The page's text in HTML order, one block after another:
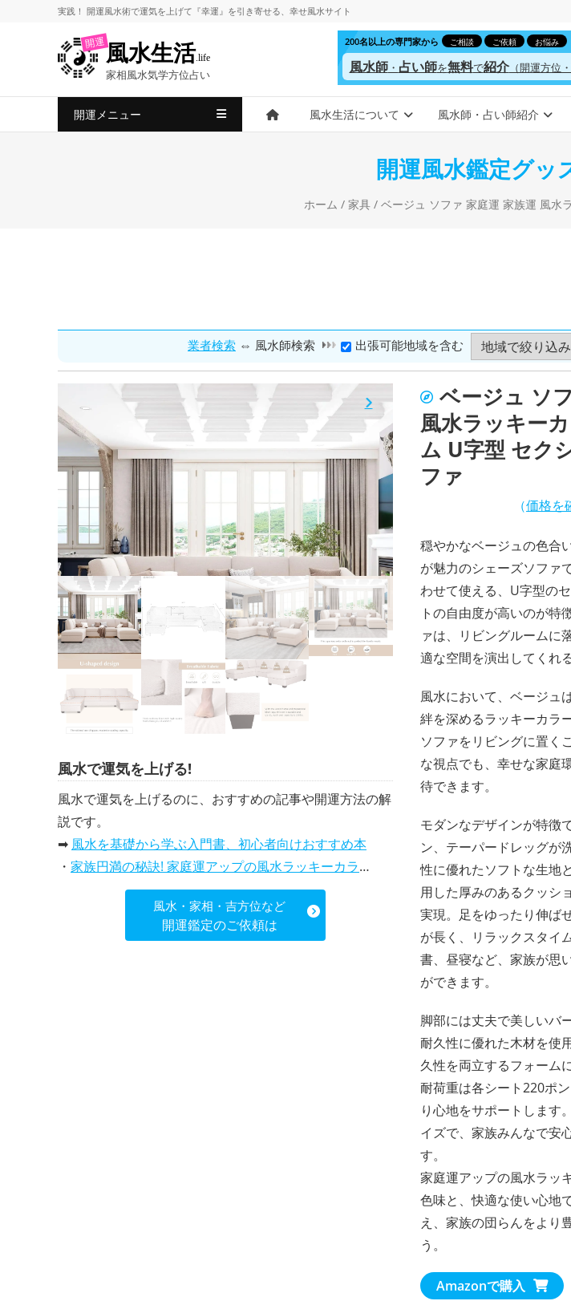
ス
実践！ 開運風水術で運気を上げて 『幸運』を引き寄せる、 幸せ風水サイト
開運風水生活.life
家相風水気学方位占い
200名以上の専門家から ご相談 ご依頼 お悩み
風水師・ 占い師を無料で紹介（開運方位
開運メニュー 風水生活について 風水師・占い師紹介
開運風水鑑定グッ
ホーム / 家具/ ベージュ ソファ 家庭運 家族運 風水ラッキーカラー
業者検索 ⇔ 風水師検索 出張可能地域を含む
ベージュ ソ
風水ラッキー
ム U字型 セク
ファ
（価格を
穏やかなベージュの色合
が魅力のシェーズソファ
わせて使える、U字型の
トの自由度が高いのが特
ァは、リビングルームに
適な空間を演出してくれ
風水において、ベージュ
絆を深めるラッキーカラ
ソファをリビングに置く
な視点でも、幸せな家庭
待できます。
モダンなデザインが特徴
ン、テーパードレッグが
性に優れたソフトな生地
用した厚みのあるクッシ
実現。足をゆったり伸ば
が長く、リラックスタイ
書、昼寝など、家族が思
ができます。
脚部には丈夫で美しいバ
耐久性に優れた木材を使
久性を両立するフォーム
耐荷重は各シート220ポ
り心地をサポートします
イズで、家族みんなで安
す。
家庭運アップの風水ラッ
色味と、快適な使い心地
え、家族の団らんをより
う。
Amazonで購入
風水で運気を上げる!
風水で運気を上げるのに、おすすめの記事や開運方法の解
説です。
➡ 風水を基礎から学ぶ入門書、初心者向けおすすめ本
・ 家族円満の秘訣! 家庭運アップの風水ラッキーカラー5選、効果解説
風水・家相・吉方位など
開運鑑定のご依頼は